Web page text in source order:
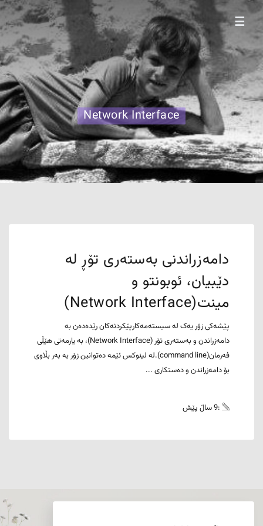
☰
Network Interface
دامەزراندنی بەستەری تۆڕ لە
دێبیان، ئوبونتو و
مینت(Network Interface)
پێشەکی زۆر یەک لە سیستەمەکارپێکردنەکان رێدەدەن بە
دامەزراندن و بەستەری تۆر (Network Interface)، بە یارمەتی هێڵی
فەرمان(command line).لە لینوکس ئێمە دەتوانین زۆر بە بەر بڵاوی
بۆ دامەزراندن و دەستکاری ...
:9 ساڵ پێش